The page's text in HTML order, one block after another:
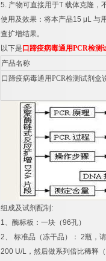
5. 产物可直接用于T 载体克隆，
使用及效果：将本产品15 μL 与
查扩增结果。
以下是 口蹄疫病毒通用PCR检测
产品名称
口蹄疫病毒通用PCR检测试剂盒
组成及试剂配制 :
1、酶标板：一块（96孔）
2、 标准品（冻干品）： 2瓶，
200 U/L ，然后做系列倍比稀释